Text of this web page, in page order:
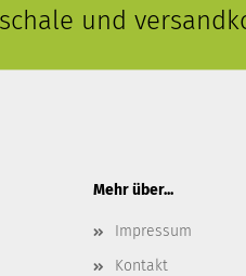
und
Mehr über...
Impressum
Kontakt